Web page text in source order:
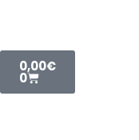
0,00€
0